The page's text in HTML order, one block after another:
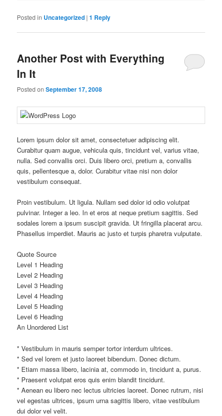
Posted in Uncategorized |1 Reply
Another Post with Everything
In It
Posted onSeptember 17, 2008
Lorem ipsum dolor sit amet, consectetuer adipiscing elit.
Curabitur quam augue, vehicula quis, tincidunt vel, varius vitae,
nulla. Sed convallis orci. Duis libero orci, pretium a, convallis
quis, pellentesque a, dolor. Curabitur vitae nisi non dolor
vestibulum consequat.
Proin vestibulum. Ut ligula. Nullam sed dolor id odio volutpat
pulvinar. Integer a leo. In et eros at neque pretium sagittis. Sed
sodales lorem a ipsum suscipit gravida. Ut fringilla placerat arcu.
Phasellus imperdiet. Mauris ac justo et turpis pharetra vulputate.
Quote Source
Level 1 Heading
Level 2 Heading
Level 3 Heading
Level 4 Heading
Level 5 Heading
Level 6 Heading
An Unordered List
* Vestibulum in mauris semper tortor interdum ultrices.
* Sed vel lorem et justo laoreet bibendum. Donec dictum.
* Etiam massa libero, lacinia at, commodo in, tincidunt a, purus.
* Praesent volutpat eros quis enim blandit tincidunt.
* Aenean eu libero nec lectus ultricies laoreet. Donec rutrum, nisi
vel egestas ultrices, ipsum urna sagittis libero, vitae vestibulum
dui dolor vel velit.